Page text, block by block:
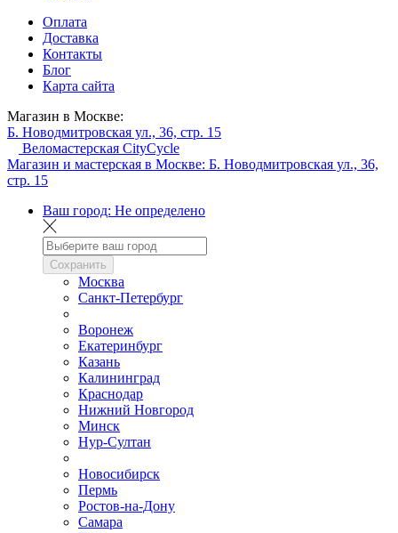
Оплата
Доставка
Контакты
Блог
Карта сайта
Магазин в Москве:
Б. Новодмитровская ул., 36, стр. 15
Веломастерская CityCycle
Магазин и мастерская в Москве: Б. Новодмитровская ул., 36,
стр. 15
Ваш город: Не определено
Сохранить
Москва
Санкт-Петербург
Воронеж
Екатеринбург
Казань
Калининград
Краснодар
Нижний Новгород
Минск
Нур-Султан
Новосибирск
Пермь
Ростов-на-Дону
Самара